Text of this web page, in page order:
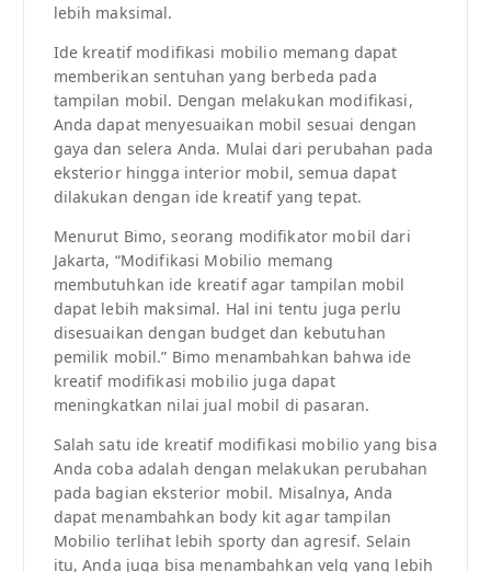
lebih maksimal.
Ide kreatif modifikasi mobilio memang dapat
memberikan sentuhan yang berbeda pada
tampilan mobil. Dengan melakukan modifikasi,
Anda dapat menyesuaikan mobil sesuai dengan
gaya dan selera Anda. Mulai dari perubahan pada
eksterior hingga interior mobil, semua dapat
dilakukan dengan ide kreatif yang tepat.
Menurut Bimo, seorang modifikator mobil dari
Jakarta, “Modifikasi Mobilio memang
membutuhkan ide kreatif agar tampilan mobil
dapat lebih maksimal. Hal ini tentu juga perlu
disesuaikan dengan budget dan kebutuhan
pemilik mobil.” Bimo menambahkan bahwa ide
kreatif modifikasi mobilio juga dapat
meningkatkan nilai jual mobil di pasaran.
Salah satu ide kreatif modifikasi mobilio yang bisa
Anda coba adalah dengan melakukan perubahan
pada bagian eksterior mobil. Misalnya, Anda
dapat menambahkan body kit agar tampilan
Mobilio terlihat lebih sporty dan agresif. Selain
itu, Anda juga bisa menambahkan velg yang lebih